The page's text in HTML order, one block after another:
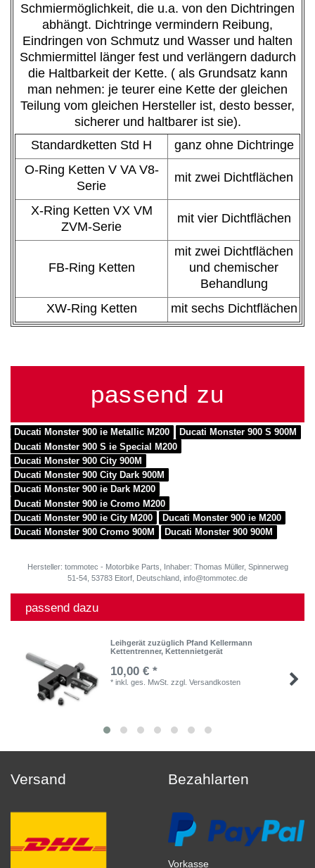
Schmiermöglichkeit, die u.a. von den Dichtringen
abhängt. Dichtringe vermindern Reibung,
Eindringen von Schmutz und Wasser und halten
Schmiermittel länger fest und verlängern dadurch
die Haltbarkeit der Kette. ( als Grundsatz kann
man nehmen: je teurer eine Kette der gleichen
Teilung vom gleichen Hersteller ist, desto besser,
sicherer und haltbarer ist sie).
Standardketten Std H
ganz ohne Dichtringe
O-Ring Ketten V VA V8-
Serie
mit zwei Dichtflächen
X-Ring Ketten VX VM
ZVM-Serie
mit vier Dichtflächen
FB-Ring Ketten
mit zwei Dichtflächen
und chemischer
Behandlung
XW-Ring Ketten
mit sechs Dichtflächen
passend zu
Ducati Monster 900 ie Metallic M200
Ducati Monster 900 S 900M
Ducati Monster 900 S ie Special M200
Ducati Monster 900 City 900M
Ducati Monster 900 City Dark 900M
Ducati Monster 900 ie Dark M200
Ducati Monster 900 ie Cromo M200
Ducati Monster 900 ie City M200
Ducati Monster 900 ie M200
Ducati Monster 900 Cromo 900M
Ducati Monster 900 900M
Hersteller: tommotec - Motorbike Parts, Inhaber: Thomas Müller, Spinnerweg
51-54, 53783 Eitorf, Deutschland, info@tommotec.de
passend dazu
Leihgerät zuzüglich Pfand Kellermann
Kettentrenner, Kettennietgerät
10,00 € *
*inkl. ges. MwSt. zzgl.Versandkosten
Versand Bezahlarten
Vorkasse